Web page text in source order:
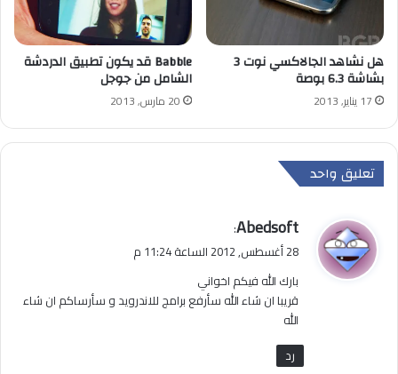
هل نشاهد الجالاكسي نوت 3
بشاشة 6.3 بوصة
17 يناير, 2013
Babble قد يكون تطبيق الدردشة
الشامل من جوجل
20 مارس, 2013
تعليق واحد
ي
ق
ل
Abedsoft
:
28 أغسطس, 2012 الساعة 11:24 م
بارك الله فيكم اخواني
قريبا ان شاء الله سأرفع برامج للاندرويد و سأرساكم ان شاء
الله
رد